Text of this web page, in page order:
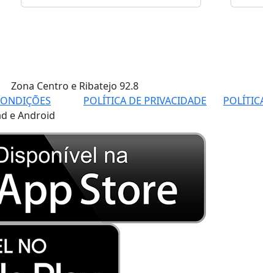
Zona Centro e Ribatejo 92.8
POLÍTICA DE PRIVACIDADE
e Android